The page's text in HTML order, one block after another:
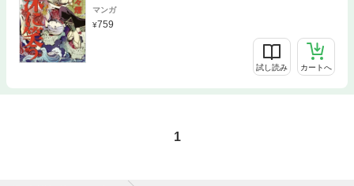
マンガ
759
試し読み カートへ
1